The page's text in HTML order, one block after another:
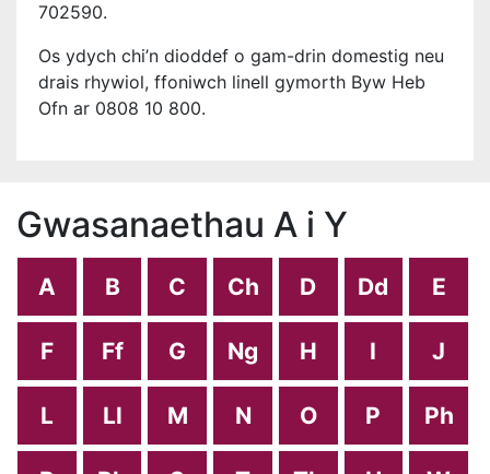
702590.
Os ydych chi’n dioddef o gam-drin domestig neu
drais rhywiol, ffoniwch linell gymorth Byw Heb
Ofn ar 0808 10 800.
Gwasanaethau A i Y
A B C Ch D Dd E
F Ff G Ng H I J
L Ll M N O P Ph